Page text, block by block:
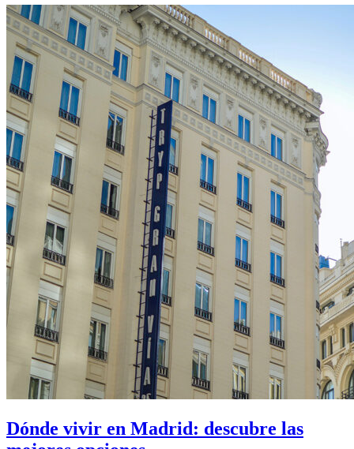
Dónde vivir en Madrid: descubre las